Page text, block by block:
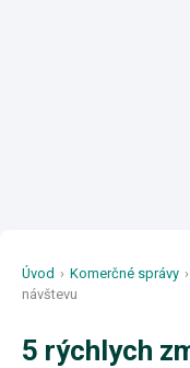
Úvod › Komerčné správy ›
návštevu
5 rýchlych